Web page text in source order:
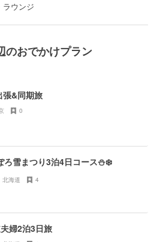
ラウンジ
おでかけプラン
&同期旅
0
ろ雪まつり3泊4日コース⛄️❄️
北海道 4
婦2泊3日旅